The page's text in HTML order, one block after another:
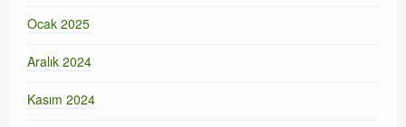
Ocak 2025
Aralık 2024
Kasım 2024